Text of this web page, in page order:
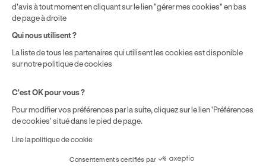
d'avis à tout moment en cliquant sur le lien "gérer mes cookies" en bas
de page à droite
Qui nous utilisent ?
La liste de tous les partenaires qui utilisent les cookies est disponible
sur notre politique de cookies
C'est OK pour vous ?
Pour modifier vos préférences par la suite, cliquez sur le lien 'Préférences
de cookies' situé dans le pied de page.
Lire la politique de cookie
Consentements certifiés par